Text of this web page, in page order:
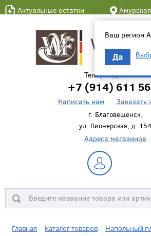
Актуальные остатки
Ваш регион
Да
Телефон для связи
+7 (914) 611
Написать нам Заказать
г. Благовещенск,
ул. Пионерская, д. 154
Адреса магазинов
Главная Каталог товаров Напольный